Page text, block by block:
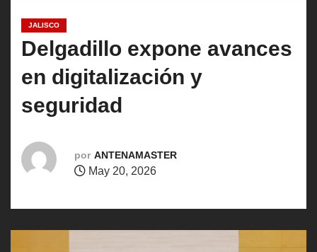
JALISCO
Delgadillo expone avances
en digitalización y
seguridad
por ANTENAMASTER
May 20, 2026